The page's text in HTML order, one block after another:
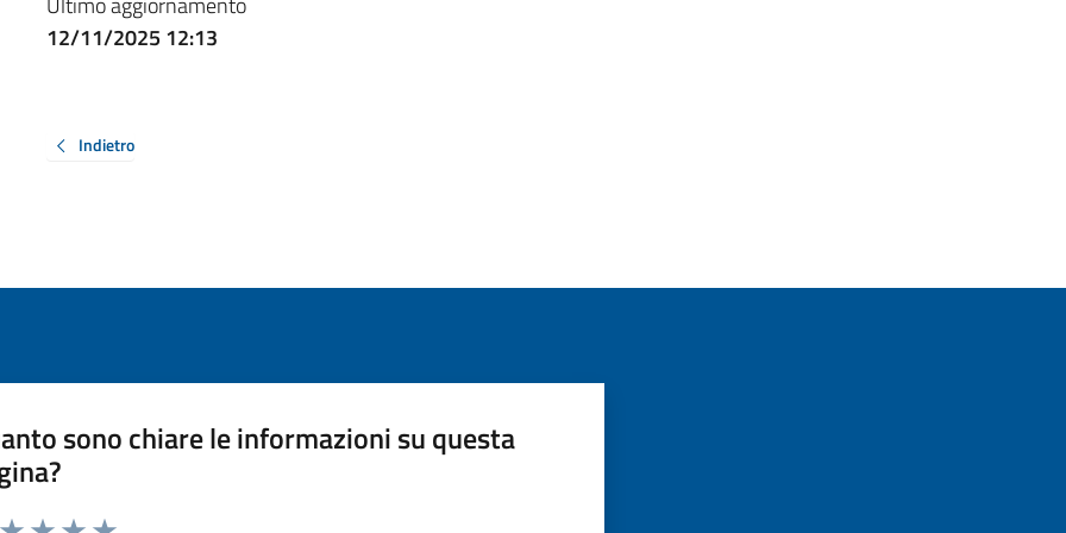
12/11/2025 12:13
Indietro
sono chiare le informazioni su questa
da 1 a 5 stelle la pagina